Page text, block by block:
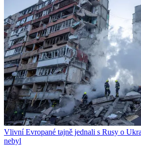
Vlivní Evropané tajně jednali s Rusy o
nebyl